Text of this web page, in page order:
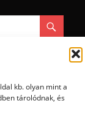
kb. olyan mint a
tárolódnak, és
jog fenntartva